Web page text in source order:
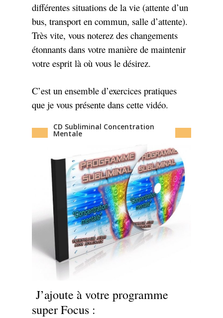
différentes situations de la vie (attente d’un
bus, transport en commun, salle d’attente).
Très vite, vous noterez des changements
étonnants dans votre manière de maintenir
votre esprit là où vous le désirez.
C’est un ensemble d’exercices pratiques
que je vous présente dans cette vidéo.
CD Subliminal Concentration
Mentale
J’ajoute à votre programme
super Focus :